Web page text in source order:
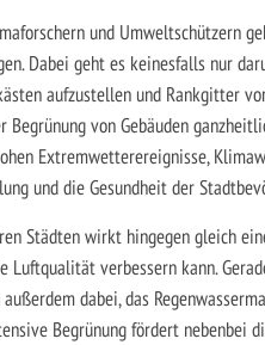
und Umweltschützern
Dabei geht es keinesfalls nur
aufzustellen und Rankgitter
Begrünung von Gebäuden
Extremwetterereignisse,
und die Gesundheit der
Städten wirkt hingegen gleich
Luftqualität verbessern kann.
dabei, das
Begrünung fördert nebenbei